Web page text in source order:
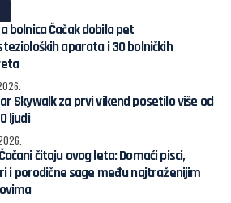
bolnica Čačak dobila pet
aparata i 30 bolničkih
Skywalk za prvi vikend posetilo više od
ljudi
čitaju ovog leta: Domaći pisci,
i porodične sage među najtraženijim